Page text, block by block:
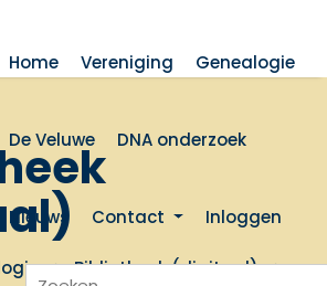
Home Vereniging Genealogie
De Veluwe DNA onderzoek
Nieuws Contact Inloggen
Bibliotheek (digitaal)